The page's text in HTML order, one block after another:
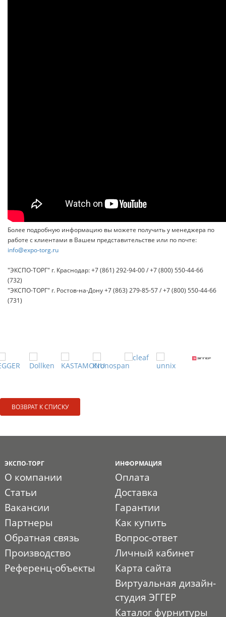
Более подробную информацию вы можете получить у менеджера по
работе с клиентами в Вашем представительстве или по почте:
info@expo-torg.ru
"ЭКСПО-ТОРГ" г. Краснодар: +7 (861) 292-94-00 / +7 (800) 550-44-66
(732)
"ЭКСПО-ТОРГ" г. Ростов-на-Дону +7 (863) 279-85-57 / +7 (800) 550-44-66
(731)
ВОЗВРАТ К СПИСКУ
ЭКСПО-ТОРГ
О компании
Статьи
Вакансии
Партнеры
Обратная связь
Производство
Референц-объекты
ИНФОРМАЦИЯ
Оплата
Доставка
Гарантии
Как купить
Вопрос-ответ
Личный кабинет
Карта сайта
Виртуальная дизайн-
студия ЭГГЕР
Каталог фурнитуры